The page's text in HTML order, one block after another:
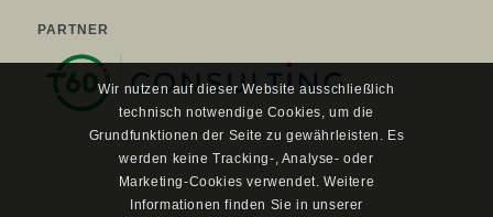
PARTNER
Wir nutzen auf dieser Website ausschließlich
technisch notwendige Cookies, um die
Grundfunktionen der Seite zu gewährleisten. Es
werden keine Tracking-, Analyse- oder
Marketing-Cookies verwendet. Weitere
Informationen finden Sie in unserer